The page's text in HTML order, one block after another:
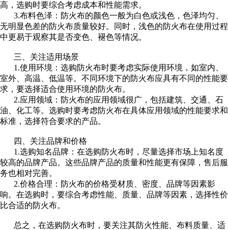
在线留言
联系我们
高，选购时要综合考虑成本和性能需求。
3.布料色泽：防火布的颜色一般为白色或浅色，色泽均匀、
无明显色差的防火布质量较好。同时，浅色的防火布在使用过程
中更易于观察其是否变色、褪色等情况。
三、关注适用场景
1.使用环境：选购防火布时要考虑实际使用环境，如室内、
室外、高温、低温等。不同环境下的防火布应具有不同的性能要
求，要选择适合使用环境的防火布。
2.应用领域：防火布的应用领域很广，包括建筑、交通、石
油、化工等。选购时要考虑防火布在具体应用领域的性能要求和
标准，选择符合要求的产品。
四、关注品牌和价格
1.选购知名品牌：在选购防火布时，尽量选择市场上知名度
较高的品牌产品。这些品牌产品的质量和性能更有保障，售后服
务也相对完善。
2.价格合理：防火布的价格受材质、密度、品牌等因素影
响。在选购时，要综合考虑性能、质量、品牌等因素，选择性价
比合适的防火布。
总之，在选购防火布时，要关注其防火性能、布料质量、适